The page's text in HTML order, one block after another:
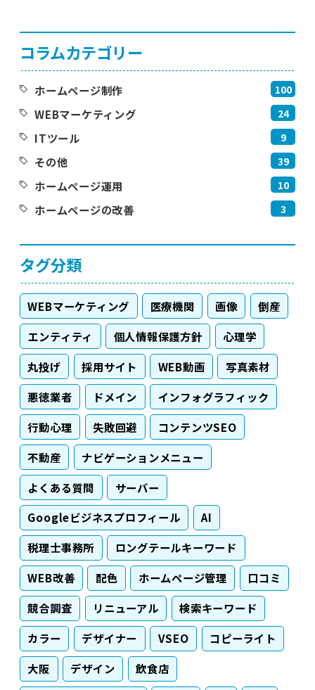
コラムカテゴリー
ホームページ制作 100
WEBマーケティング 24
ITツール 9
その他 39
ホームページ運用 10
ホームページの改善 3
タグ分類
WEBマーケティング 医療機関 画像
倒産
エンティティ
個人情報保護方針
心理学
丸投げ
採用サイト WEB動画
写真素材
悪徳業者
ドメイン
インフォグラフィック
行動心理
失敗回避
コンテンツSEO
不動産
ナビゲーションメニュー
よくある質問
サーバー
Googleビジネスプロフィール
AI
税理士事務所
ロングテールキーワード
WEB改善
配色 ホームページ管理
口コミ
競合調査
リニューアル
検索キーワード
カラー
デザイナー VSEO
コピーライト
大阪
デザイン
飲食店